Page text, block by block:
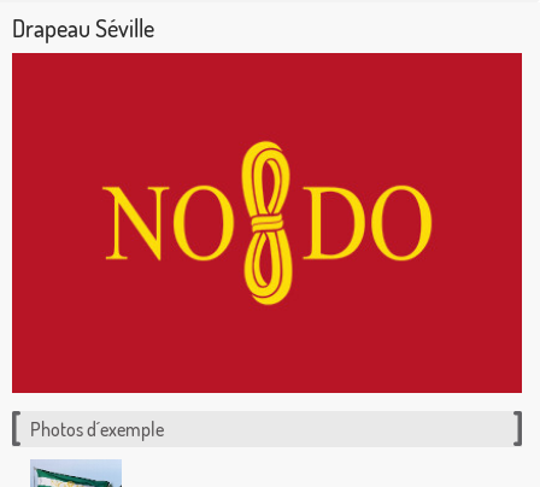
Drapeau Séville
Photos d´exemple